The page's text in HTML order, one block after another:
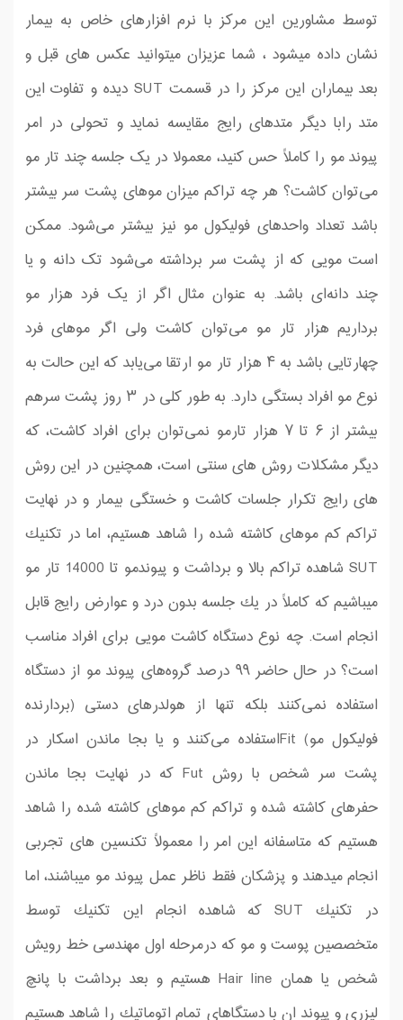
توسط مشاورین این مركز با نرم افزارهای خاص به بیمار
نشان داده میشود ، شما عزیزان میتوانید عكس های قبل و
بعد بیماران این مركز را در قسمت SUT دیده و تفاوت این
متد رابا دیگر متدهای رایج مقایسه نماید و تحولی در امر
پیوند مو را كاملاً حس كنید، معمولا در یک جلسه چند تار مو
می‌توان کاشت؟ هر چه تراکم میزان موهای پشت سر بیشتر
باشد تعداد واحدهای فولیکول مو نیز بیشتر می‌شود. ممکن
است مویی که از پشت سر برداشته می‌شود تک دانه و یا
چند دانه‌ای باشد. به عنوان مثال اگر از یک فرد هزار مو
برداریم هزار تار مو می‌توان کاشت ولی اگر موهای فرد
چهارتایی باشد به ۴ هزار تار مو ارتقا می‌یابد که این حالت به
نوع مو افراد بستگی دارد. به طور کلی در ۳ روز پشت سرهم
بیشتر از ۶ تا ۷ هزار تارمو نمی‌توان برای افراد کاشت، كه
دیگر مشكلات روش های سنتی است، همچنین در این روش
های رایج تكرار جلسات كاشت و خستگی بیمار و در نهایت
تراكم كم موهای كاشته شده را شاهد هستیم، اما در تكنیك
SUT شاهده تراكم بالا و برداشت و پیوندمو تا 14000 تار مو
میباشیم كه كاملاً در یك جلسه بدون درد و عوارض رایج قابل
انجام است. چه نوع دستگاه کاشت مویی برای افراد مناسب
است؟ در حال حاضر ۹۹ درصد گروه‌های پیوند مو از دستگاه
استفاده نمی‌کنند بلکه تنها از هولدرهای دستی (بردارنده
فولیکول مو) Fitاستفاده می‌کنند و یا بجا ماندن اسكار در
پشت سر شخص با روش Fut كه در نهایت بجا ماندن
حفرهای كاشته شده و تراكم كم موهای كاشته شده را شاهد
هستیم كه متاسفانه این امر را معمولاً تكنسین های تجربی
انجام میدهند و پزشكان فقط ناظر عمل پیوند مو میباشند، اما
در تكنیك SUT كه شاهده انجام این تكنیك توسط
متخصصین پوست و مو كه درمرحله اول مهندسی خط رویش
شخص یا همان Hair line هستیم و بعد برداشت با پانچ
لیزری و پیوند ان با دستگاهای تمام اتوماتیك را شاهد هستیم